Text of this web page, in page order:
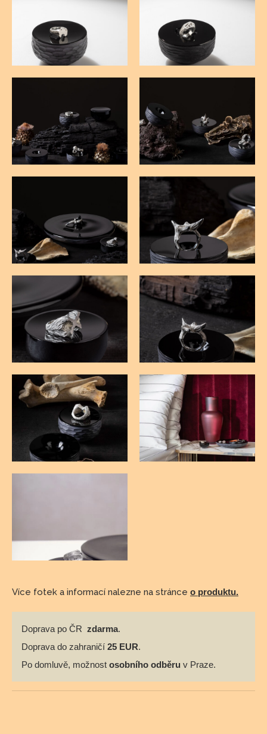
Více fotek a informací nalezne na stránce o produktu.
Doprava po ČR zdarma.
Doprava do zahraničí 25 EUR.
Po domluvě, možnost osobního odběru v Praze.